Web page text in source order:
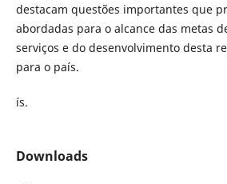
destacam questões importantes que
abordadas para o alcance das metas
serviços e do desenvolvimento desta
para o país.
ís.
Downloads